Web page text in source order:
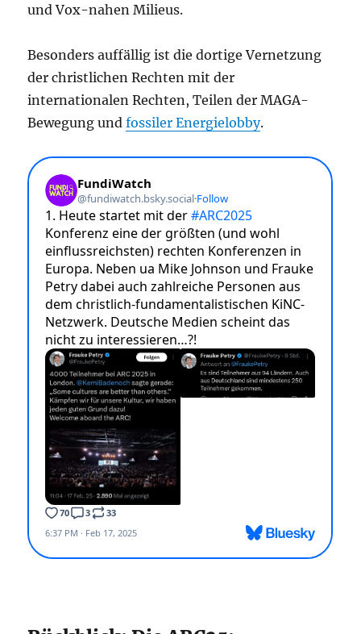
und Vox-nahen Milieus.
Besonders auffällig ist die dortige Vernetzung
der christlichen Rechten mit der
internationalen Rechten, Teilen der MAGA-
Bewegung undfossiler Energielobby.